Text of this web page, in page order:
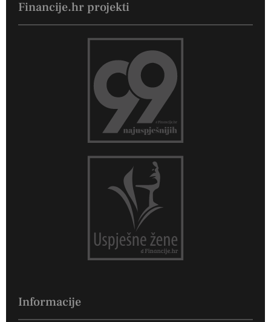
Financije.hr projekti
Informacije